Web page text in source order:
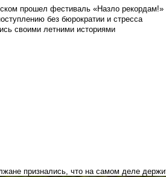
прошел фестиваль «Назло рекордам!»
без бюрократии и стресса
своими летними историями
признались, что на самом деле